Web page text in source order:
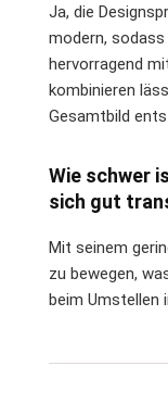
Ja, die
modern,
hervorragend
kombinieren
Gesamtbild
Wie schwer
sich gut
Mit seinem
zu bewegen,
beim Umstellen